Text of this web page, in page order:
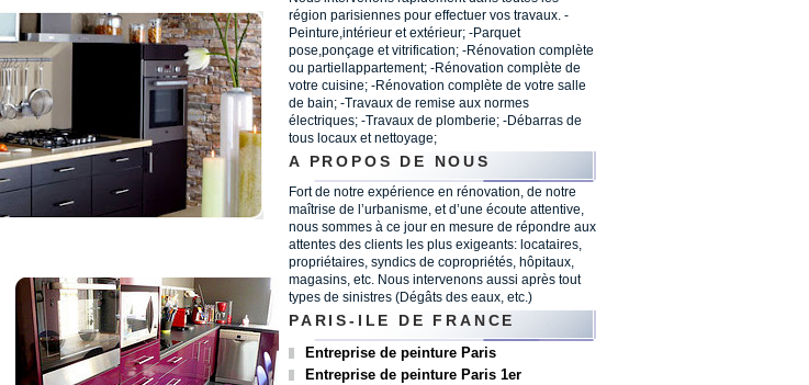
région parisiennes pour effectuer vos travaux. -
Peinture,intérieur et extérieur; -Parquet
pose,ponçage et vitrification; -Rénovation complète
ou partiellappartement; -Rénovation complète de
votre cuisine; -Rénovation complète de votre salle
de bain; -Travaux de remise aux normes
électriques; -Travaux de plomberie; -Débarras de
tous locaux et nettoyage;
A PROPOS DE NOUS
Fort de notre expérience en rénovation, de notre
maîtrise de l’urbanisme, et d’une écoute attentive,
nous sommes à ce jour en mesure de répondre aux
attentes des clients les plus exigeants: locataires,
propriétaires, syndics de copropriétés, hôpitaux,
magasins, etc. Nous intervenons aussi après tout
types de sinistres (Dégâts des eaux, etc.)
PARIS-ILE DE FRANCE
Entreprise de peinture Paris
Entreprise de peinture Paris 1er